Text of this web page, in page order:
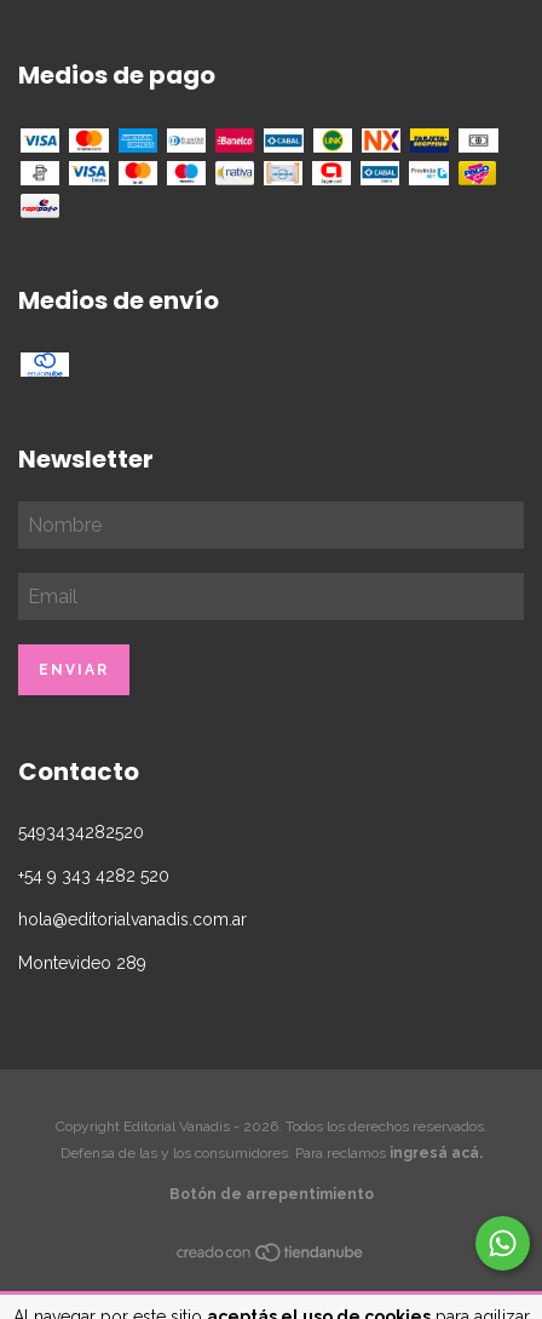
Medios de pago
Medios de envío
Newsletter
Contacto
5493434282520
+54 9 343 4282 520
hola@editorialvanadis.com.ar
Montevideo 289
Copyright Editorial Vanadis - 2026. Todos los derechos reservados.
Defensa de las y los consumidores. Para reclamos ingresá acá.
Botón de arrepentimiento